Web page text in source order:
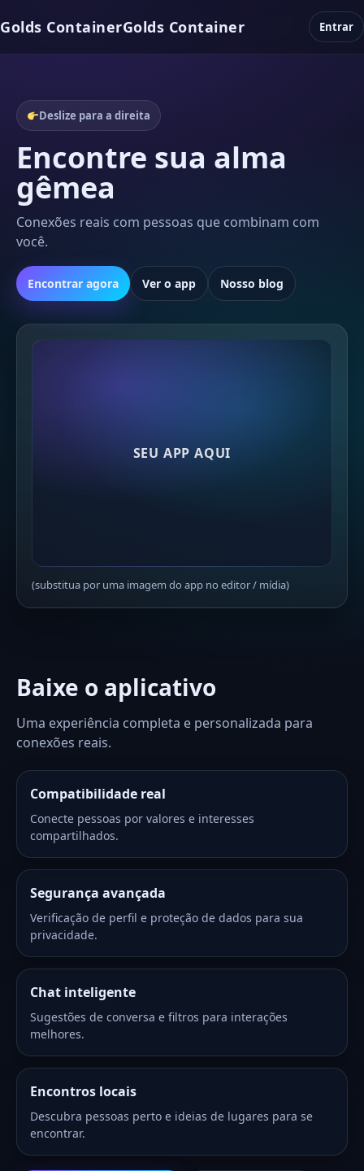
Golds ContainerGolds Container Entrar
Deslize para a direita
Encontre sua alma
gêmea
Conexões reais com pessoas que combinam com
você.
Encontrar agora Ver o app Nosso blog
SEU APP AQUI
(substitua por uma imagem do app no editor / mídia)
Baixe o aplicativo
Uma experiência completa e personalizada para
conexões reais.
Compatibilidade real
Conecte pessoas por valores e interesses
compartilhados.
Segurança avançada
Verificação de perfil e proteção de dados para sua
privacidade.
Chat inteligente
Sugestões de conversa e filtros para interações
melhores.
Encontros locais
Descubra pessoas perto e ideias de lugares para se
encontrar.